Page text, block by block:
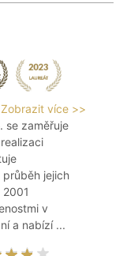
Zobrazit více >>
se zaměřuje
jejich
v
a nabízí ...